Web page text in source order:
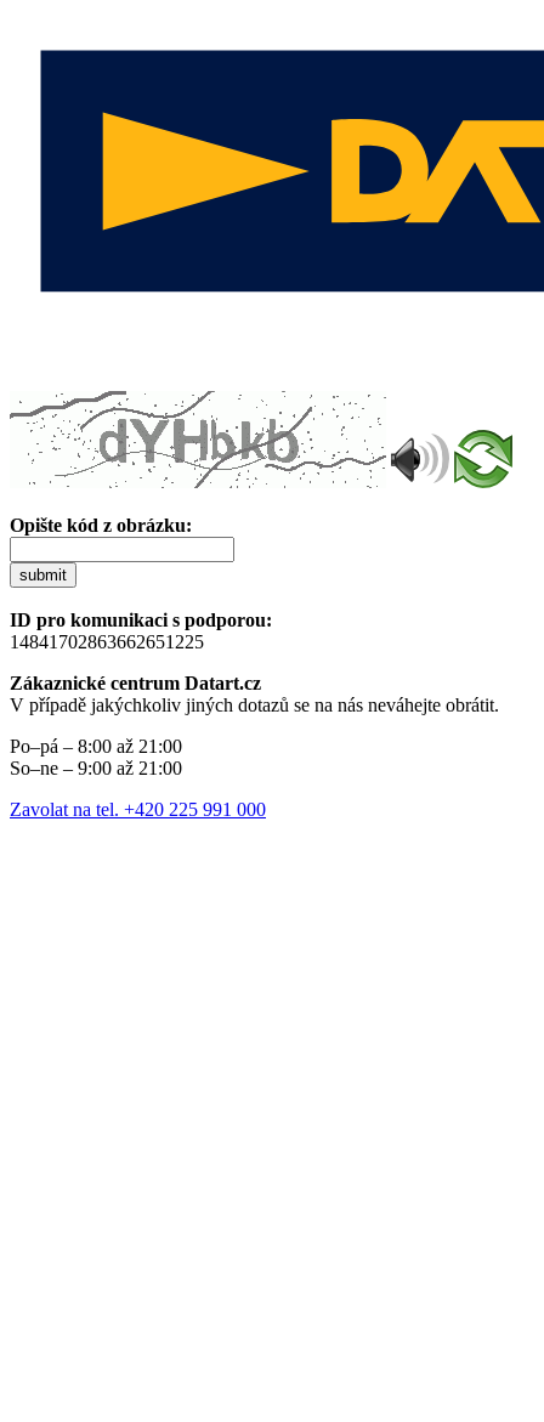
Opište kód z obrázku:
submit
ID pro komunikaci s podporou:
14841702863662651225
Zákaznické centrum Datart.cz
V případě jakýchkoliv jiných dotazů se na nás neváhejte obrátit.
Po–pá – 8:00 až 21:00
So–ne – 9:00 až 21:00
Zavolat na tel. +420 225 991 000